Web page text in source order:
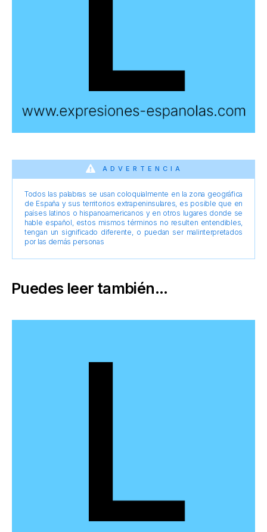
ADVERTENCIA
Todos las palabras se usan coloquialmente en la zona geográfica
de España y sus territorios extrapeninsulares, es posible que en
países latinos o hispanoamericanos y en otros lugares donde se
hable español, estos mismos términos no resulten entendibles,
tengan un significado diferente, o puedan ser malinterpretados
por las demás personas
Puedes leer también...